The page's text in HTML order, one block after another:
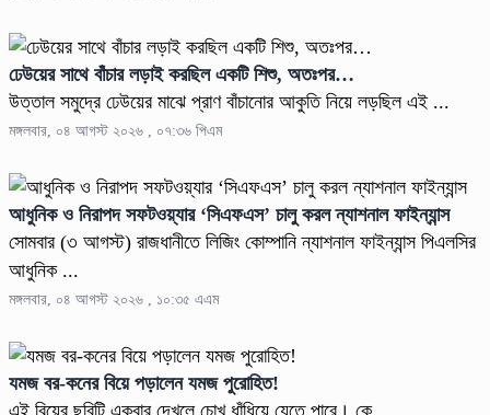
ঢেউয়ের সাথে বাঁচার লড়াই করছিল একটি শিশু, অতঃপর…
উত্তাল সমুদ্রে ঢেউয়ের মাঝে প্রাণ বাঁচানোর আকুতি নিয়ে লড়ছিল এই ...
মঙ্গলবার, ০৪ আগস্ট ২০২৬ , ০৭:৩৬ পিএম
আধুনিক ও নিরাপদ সফটওয়্যার ‘সিএফএস’ চালু করল ন্যাশনাল ফাইন্যান্স
সোমবার (৩ আগস্ট) রাজধানীতে লিজিং কোম্পানি ন্যাশনাল ফাইন্যান্স পিএলসির
আধুনিক ...
মঙ্গলবার, ০৪ আগস্ট ২০২৬ , ১০:৩৫ এএম
যমজ বর-কনের বিয়ে পড়ালেন যমজ পুরোহিত!
এই বিয়ের ছবিটি একবার দেখলে চোখ ধাঁধিয়ে যেতে পারে। কে ...